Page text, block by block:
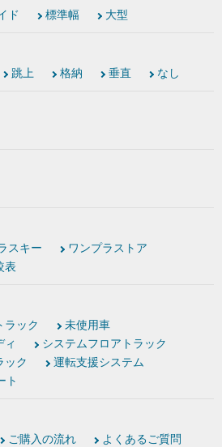
ド 標準幅 大型
跳上 格納 垂直 なし
スキー
ワンプラストア
表
ラック
未使用車
ィ
システムフロアトラック
ック
運転支援システム
ト
ご購入の流れ
よくあるご質問